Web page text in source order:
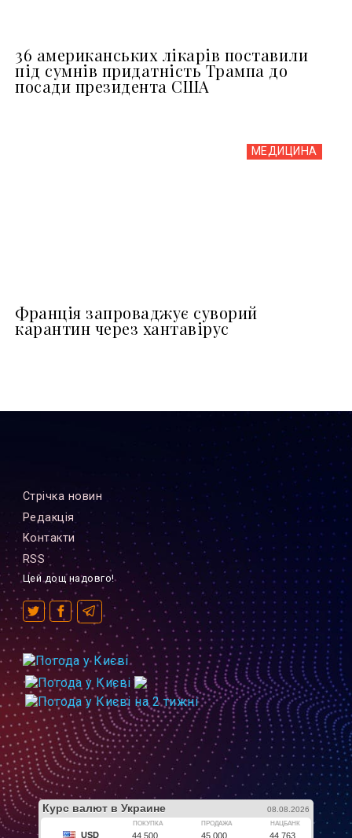
36 американських лікарів поставили
під сумнів придатність Трампа до
посади президента США
МЕДИЦИНА
Франція запроваджує суворий
карантин через хантавірус
Стрiчка новин
Редакцiя
Контакти
RSS
Цей дощ надовго!